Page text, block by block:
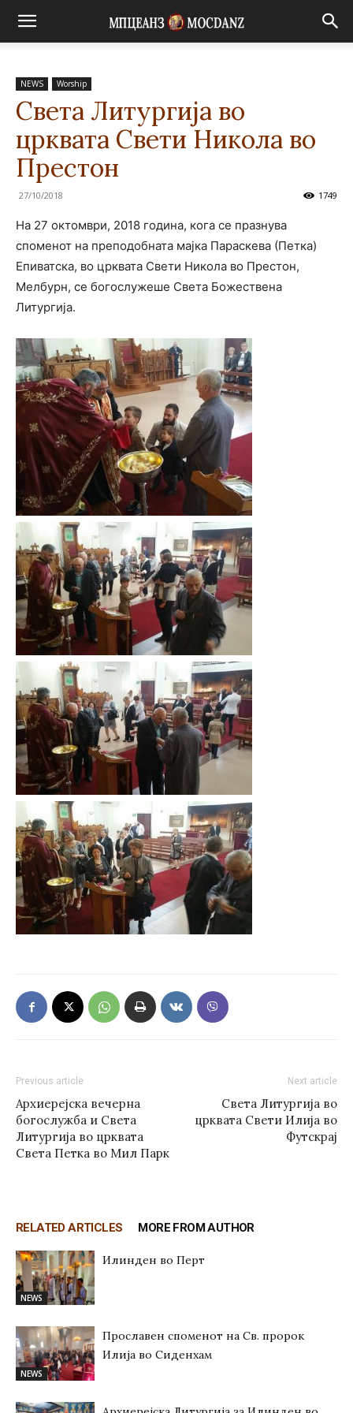
NEWS Worship
Света Литургија во
црквата Свети Никола во
Престон
27/10/2018 1749
На 27 октомври, 2018 година, кога се празнува
споменот на преподобната мајка Параскева (Петка)
Епиватска, во црквата Свети Никола во Престон,
Мелбурн, се богослужеше Света Божествена
Литургија.
Previous article
Архиерејска вечерна
богослужба и Света
Литургија во црквата
Света Петка во Мил Парк
Next article
Света Литургија во
црквата Свети Илија во
Футскрај
RELATED ARTICLES MORE FROM AUTHOR
NEWS
Илинден во Перт
NEWS
Прославен споменот на Св. пророк
Илија во Сиденхам